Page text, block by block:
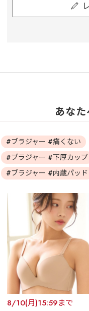
あな
#ブラジャー #痛くない
#ブラジャー #下厚カップ
#ブラジャー #内蔵パッド
8/10(月)15:59まで